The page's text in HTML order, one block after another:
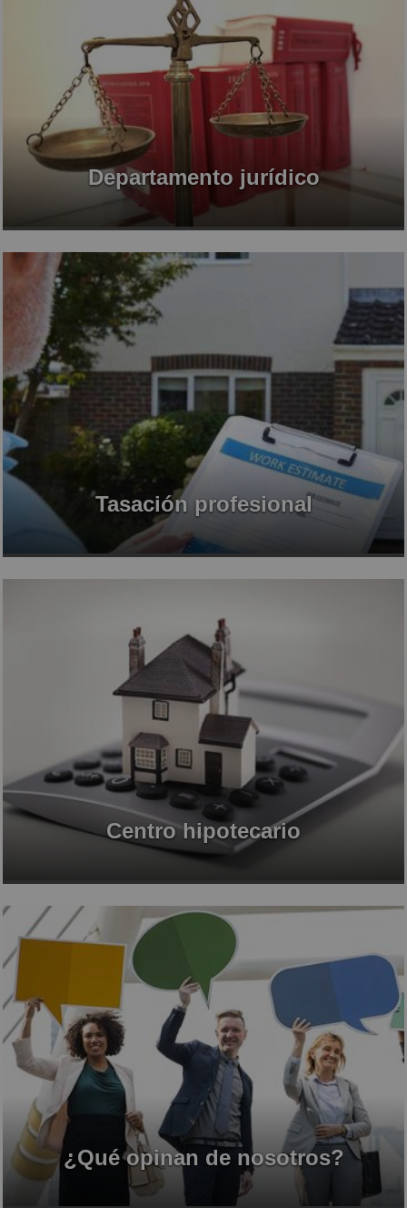
Departamento jurídico
Tasación profesional
Centro hipotecario
¿Qué opinan de nosotros?